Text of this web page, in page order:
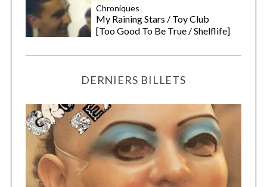
Chroniques
My Raining Stars / Toy Club
[Too Good To Be True / Shelflife]
DERNIERS BILLETS